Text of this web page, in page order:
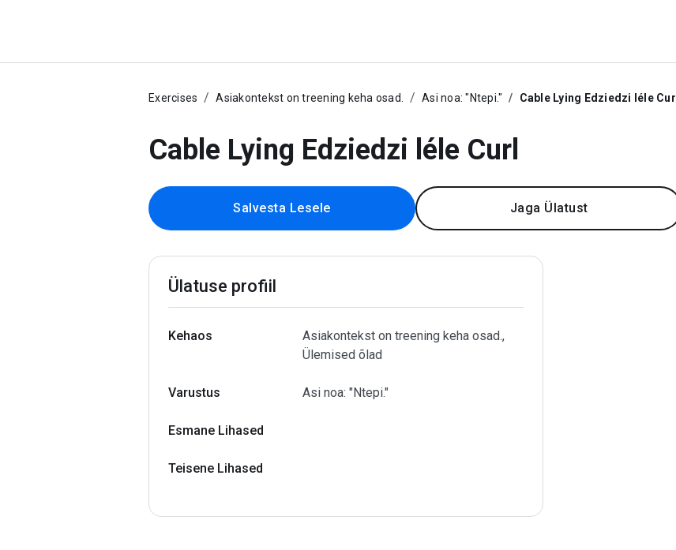
Exercises Asiakontekst on treening keha osad. Asi noa: "Ntepi." Cable Lying Edziedzi léle Curl
Cable Lying Edziedzi léle Curl
Salvesta Lesele Jaga Ülatust
Ülatuse profiil
Kehaos
Asiakontekst on treening keha osad.,
Ülemised õlad
Varustus Asi noa: "Ntepi."
Esmane Lihased
Teisene Lihased